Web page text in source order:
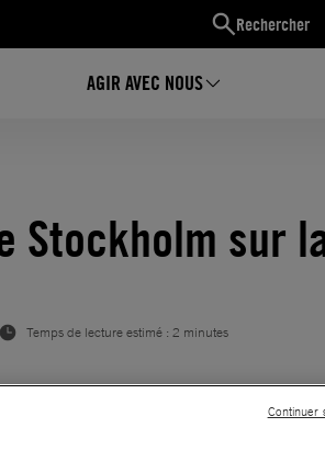
Rechercher
AGIR AVEC NOUS
Stockholm sur
Temps de lecture estimé : 2 minutes
Continuer